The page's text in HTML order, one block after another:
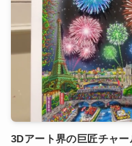
3Dアート界の巨匠チャ